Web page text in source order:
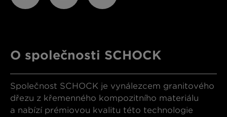
O společnosti SCHOCK
Společnost SCHOCK je vynálezcem granitového
dřezu z křemenného kompozitního materiálu
a nabízí prémiovou kvalitu této technologie